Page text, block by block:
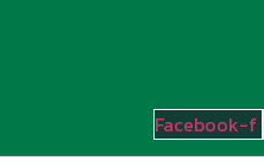
Facebook-f